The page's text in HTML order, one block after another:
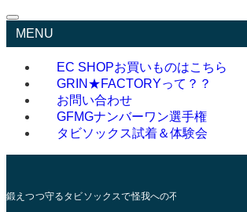
MENU
EC SHOPお買いものはこちら
GRIN★FACTORYって？？
お問い合わせ
GFMGナンバーワン選手権
タビソックス試着＆体験会
鍛えつつ守るタビソックスで怪我への不安を減らそう